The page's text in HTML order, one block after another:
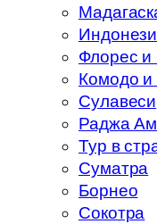
Флорес
Комодо и
Сулавеси
Раджа
Тур в
Суматра
Борнео
Сокотра